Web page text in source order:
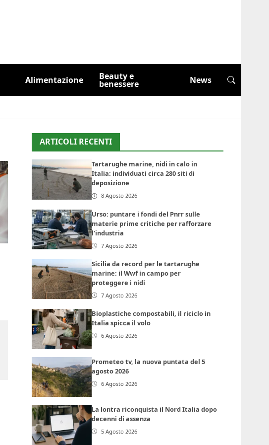
Alimentazione Beauty e
benessere News
ARTICOLI RECENTI
Tartarughe marine, nidi in calo in
Italia: individuati circa 280 siti di
deposizione
8 Agosto 2026
Urso: puntare i fondi del Pnrr sulle
materie prime critiche per rafforzare
l’industria
7 Agosto 2026
Sicilia da record per le tartarughe
marine: il Wwf in campo per
proteggere i nidi
7 Agosto 2026
Bioplastiche compostabili, il riciclo in
Italia spicca il volo
6 Agosto 2026
Prometeo tv, la nuova puntata del 5
agosto 2026
6 Agosto 2026
La lontra riconquista il Nord Italia dopo
decenni di assenza
5 Agosto 2026